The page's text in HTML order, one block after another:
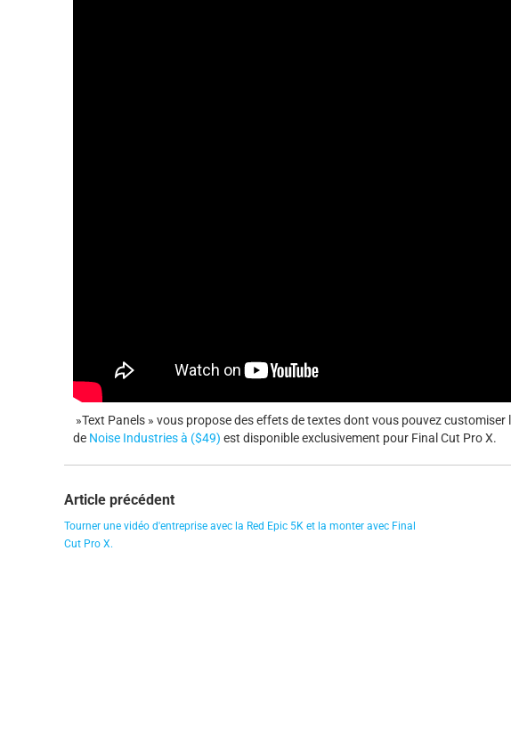
»Text Panels » vous propose des effets de textes dont vous pouvez
de Noise Industries à ($49) est disponible exclusivement pour Final Cut Pro X.
Article précédent
Tourner une vidéo d'entreprise avec la Red Epic 5K et la monter avec Final
Cut Pro X.